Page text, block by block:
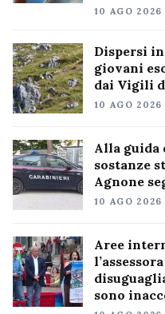
10 AGO 2026
Dispersi
giovani
dai Vigili
10 AGO 2026
Alla guida
sostanze
Agnone
10 AGO 2026
Aree
sono